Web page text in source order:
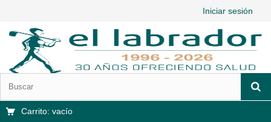
Iniciar sesión
Carrito: vacío